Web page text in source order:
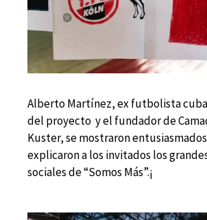
Alberto Martínez,ex futbolista
del proyecto yel fundador de
Kuster, se mostraron
explicaron a los invitados los
sociales de “Somos Más”.¡